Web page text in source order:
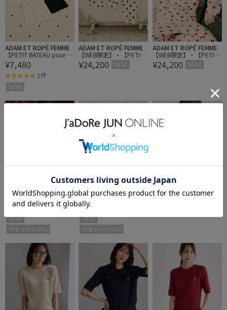
ADAM ET ROPÉ FEMME
【PETIT BATEAU pour A
DAM ET ROPE'】別注 ク
ルーネック半袖Ｔシャツ
¥7,480
1件
NEW!
ADAM ET ROPÉ FEMME
【WEB限定】・【PETIT
BATEAU pour ADAM ET R
OPE'】別注ハートプリン
¥24,200 NEW!
ADAM ET ROPÉ FEMME
【WEB限定】・【PETIT
BATEAU pour ADAM ET R
OPE'】別注ハートプリン
¥24,200 NEW!
WILD LIFE TAILOR
【Wrangler for WILD LIFE
TAILOR】 EX SUEDE DOU
¥38,500
NEW!
ウォッシャブル
WILD LIFE TAILOR
【Wrangler for WILD LIFE
TAILOR】 EX SUEDE DOU
¥38,500
NEW!
ウォッシャブル
ROPÉ PICNIC
【BEVERLY HILLS POLO